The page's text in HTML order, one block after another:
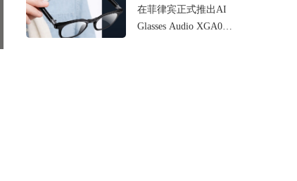
在菲律宾正式推出AI
Glasses Audio XGA01